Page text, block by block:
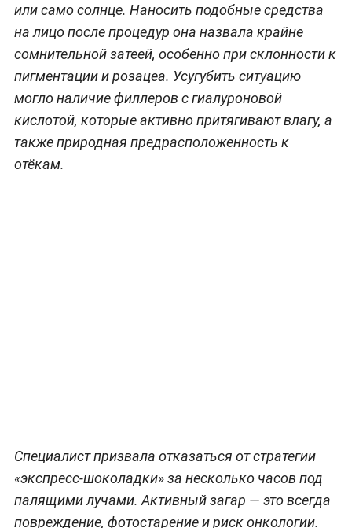
или само солнце. Наносить подобные средства
на лицо после процедур она назвала крайне
сомнительной затеей, особенно при склонности к
пигментации и розацеа. Усугубить ситуацию
могло наличие филлеров с гиалуроновой
кислотой, которые активно притягивают влагу, а
также природная предрасположенность к
отёкам.
Специалист призвала отказаться от стратегии
«экспресс-шоколадки» за несколько часов под
палящими лучами. Активный загар — это всегда
повреждение, фотостарение и риск онкологии.